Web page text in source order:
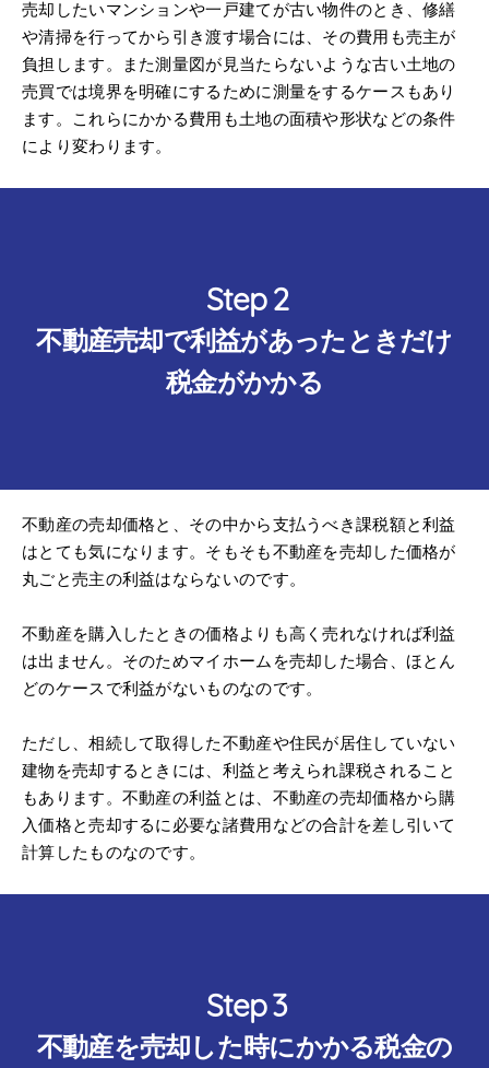
売却したいマンションや一戸建てが古い物件のとき、修繕
や清掃を行ってから引き渡す場合には、その費用も売主が
負担します。また測量図が見当たらないような古い土地の
売買では境界を明確にするために測量をするケースもあり
ます。これらにかかる費用も土地の面積や形状などの条件
により変わります。
不動産売却で利益があったときだけ
税金がかかる
不動産の売却価格と、その中から支払うべき課税額と利益
はとても気になります。そもそも不動産を売却した価格が
丸ごと売主の利益はならないのです。
不動産を購入したときの価格よりも高く売れなければ利益
は出ません。そのためマイホームを売却した場合、ほとん
どのケースで利益がないものなのです。
ただし、相続して取得した不動産や住民が居住していない
建物を売却するときには、利益と考えられ課税されること
もあります。不動産の利益とは、不動産の売却価格から購
入価格と売却するに必要な諸費用などの合計を差し引いて
計算したものなのです。
不動産を売却した時にかかる税金の